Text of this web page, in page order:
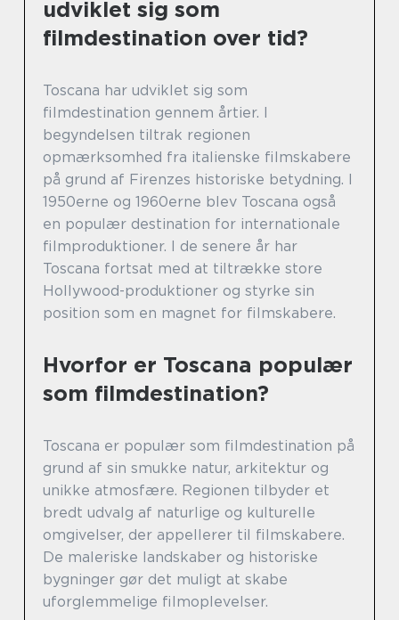
udviklet sig som
filmdestination over tid?
Toscana har udviklet sig som
filmdestination gennem årtier. I
begyndelsen tiltrak regionen
opmærksomhed fra italienske filmskabere
på grund af Firenzes historiske betydning. I
1950erne og 1960erne blev Toscana også
en populær destination for internationale
filmproduktioner. I de senere år har
Toscana fortsat med at tiltrække store
Hollywood-produktioner og styrke sin
position som en magnet for filmskabere.
Hvorfor er Toscana populær
som filmdestination?
Toscana er populær som filmdestination på
grund af sin smukke natur, arkitektur og
unikke atmosfære. Regionen tilbyder et
bredt udvalg af naturlige og kulturelle
omgivelser, der appellerer til filmskabere.
De maleriske landskaber og historiske
bygninger gør det muligt at skabe
uforglemmelige filmoplevelser.